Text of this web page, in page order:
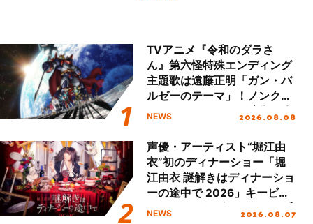
TVアニメ『令和のダラさ
ん』第六怪特殊エンディング
主題歌は遠藤正明「ガン・バ
ルゼーのテーマ」！ノンクレ
ジットエンディング映像も公
NEWS 2026.08.08
声優・アーティスト“堀江由
衣”初のディナーショー「堀
江由衣 謎解きはディナーショ
ーの途中で 2026」キービジ
ュアル＆グッズラインナップ
NEWS 2026.08.07